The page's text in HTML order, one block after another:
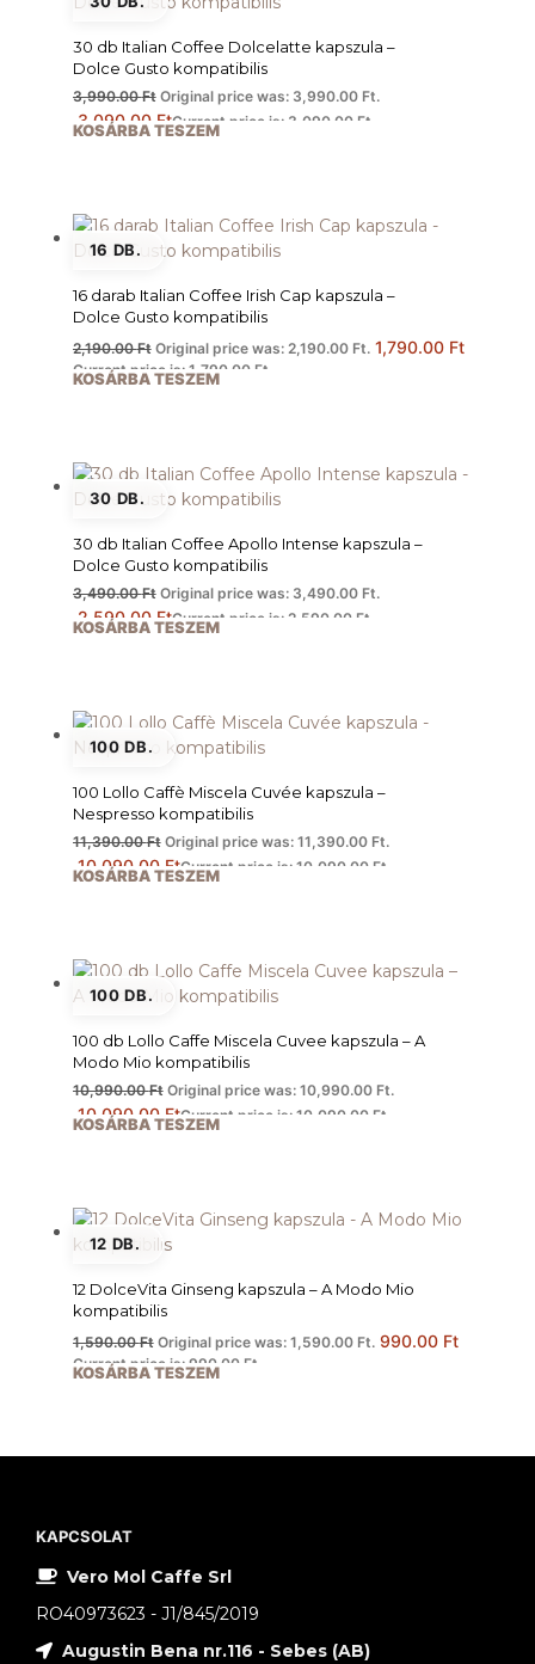
30 db Italian Coffee Dolcelatte kapszula –
Dolce Gusto kompatibilis
3,990.00Ft Original price was: 3,990.00 Ft.
3,090.00FtCurrent price is: 3,090.00 Ft.
KOSÁRBA TESZEM
16 DB.
16 darab Italian Coffee Irish Cap kapszula –
Dolce Gusto kompatibilis
2,190.00Ft Original price was: 2,190.00 Ft. 1,790.00 Ft
Current price is: 1,790.00 Ft.
KOSÁRBA TESZEM
30 DB.
30 db Italian Coffee Apollo Intense kapszula –
Dolce Gusto kompatibilis
3,490.00Ft Original price was: 3,490.00 Ft.
2,590.00FtCurrent price is: 2,590.00 Ft.
KOSÁRBA TESZEM
100 DB.
100 Lollo Caffè Miscela Cuvée kapszula –
Nespresso kompatibilis
11,390.00Ft Original price was: 11,390.00 Ft.
10,090.00FtCurrent price is: 10,090.00 Ft.
KOSÁRBA TESZEM
100 DB.
100 db Lollo Caffe Miscela Cuvee kapszula – A
Modo Mio kompatibilis
10,990.00Ft Original price was: 10,990.00 Ft.
10,090.00FtCurrent price is: 10,090.00 Ft.
KOSÁRBA TESZEM
12 DB.
12 DolceVita Ginseng kapszula – A Modo Mio
kompatibilis
1,590.00Ft Original price was: 1,590.00 Ft. 990.00 Ft
Current price is: 990.00 Ft.
KOSÁRBA TESZEM
KAPCSOLAT
Vero Mol Caffe Srl
RO40973623 - J1/845/2019
Augustin Bena nr.116 - Sebes (AB)